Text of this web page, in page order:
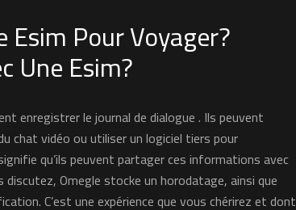
Pour Voyager?
Une Esim?
enregistrer le journal de dialogue . Ils peuvent
chat vidéo ou utiliser un logiciel tiers pour
qu’ils peuvent partager ces informations avec
discutez, Omegle stocke un horodatage, ainsi que
C’est une expérience que vous chérirez et dont